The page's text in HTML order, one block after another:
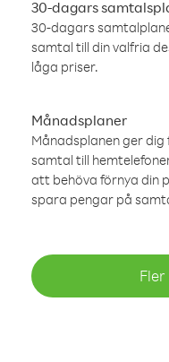
30-dagars
30-dagars
samtal till din valfria
låga priser.
Månadsplaner
Månadsplanen ger
samtal till
att behöva förnya din
spara pengar på